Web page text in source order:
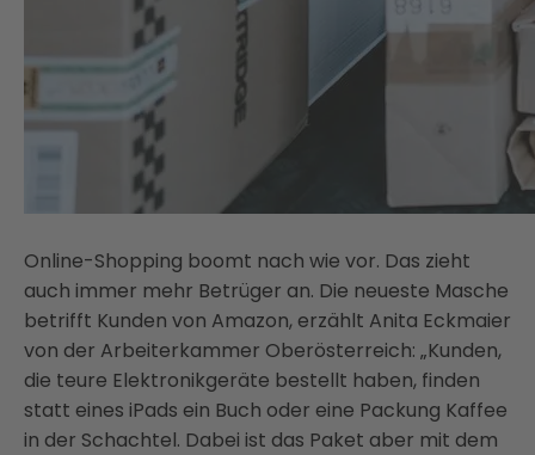
Online-Shopping boomt nach wie vor. Das zieht
auch immer mehr Betrüger an. Die neueste Masche
betrifft Kunden von Amazon, erzählt Anita Eckmaier
von der Arbeiterkammer Oberösterreich: „Kunden,
die teure Elektronikgeräte bestellt haben, finden
statt eines iPads ein Buch oder eine Packung Kaffee
in der Schachtel. Dabei ist das Paket aber mit dem